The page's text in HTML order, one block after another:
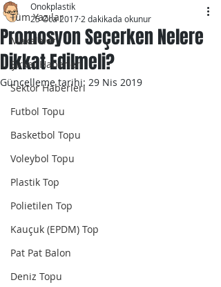
Tüm Yazılar
Makaleler
Şirket Haberleri
Sektör Haberleri
Futbol Topu
Basketbol Topu
Voleybol Topu
Plastik Top
Polietilen Top
Kauçuk (EPDM) Top
Pat Pat Balon
Deniz Topu
Promosyon Seçerken Nelere
Dikkat Edilmeli?
Onokplastik
25 Oca 2017 2 dakikada okunur
Güncelleme tarihi: 29 Nis 2019